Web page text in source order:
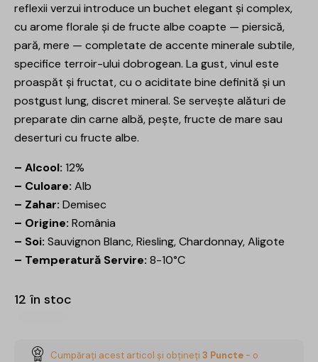
reflexii verzui introduce un buchet elegant și complex,
cu arome florale și de fructe albe coapte — piersică,
pară, mere — completate de accente minerale subtile,
specifice terroir-ului dobrogean. La gust, vinul este
proaspăt și fructat, cu o aciditate bine definită și un
postgust lung, discret mineral. Se servește alături de
preparate din carne albă, pește, fructe de mare sau
deserturi cu fructe albe.
– Alcool: 12%
– Culoare: Alb
– Zahar: Demisec
– Origine: România
– Soi: Sauvignon Blanc, Riesling, Chardonnay, Aligote
– Temperatură Servire: 8-10°C
12 în stoc
Cumpărați acest articol și obțineți 3 Puncte - o